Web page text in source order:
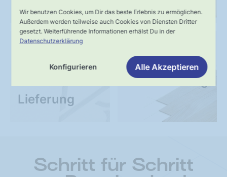
Wir benutzen Cookies, um Dir das beste Erlebnis zu ermöglichen.
Außerdem werden teilweise auch Cookies von Diensten Dritter
gesetzt. Weiterführende Informationen erhälst Du in der
Datenschutzerklärung
Konfigurieren Alle Akzeptieren
Schnelle,
Lieferung
UNSER VERSPRECHEN
Kompetente
Fachberatung
Schritt für Schritt